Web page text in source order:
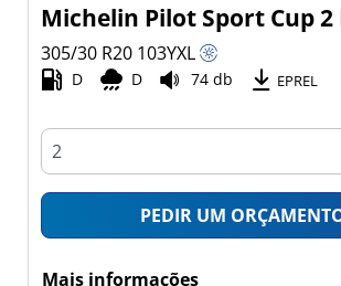
Michelin Pilot Sport Cup 2
305/30 R20 103YXL
D D 74 db EPREL
PEDIR UM
Mais informações